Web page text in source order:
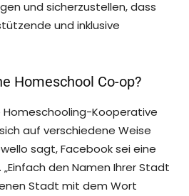
und sicherzustellen, dass
und inklusive
Homeschool Co-op?
Homeschooling-Kooperative
auf verschiedene Weise
sagt, Facebook sei eine
den Namen Ihrer Stadt
Stadt mit dem Wort